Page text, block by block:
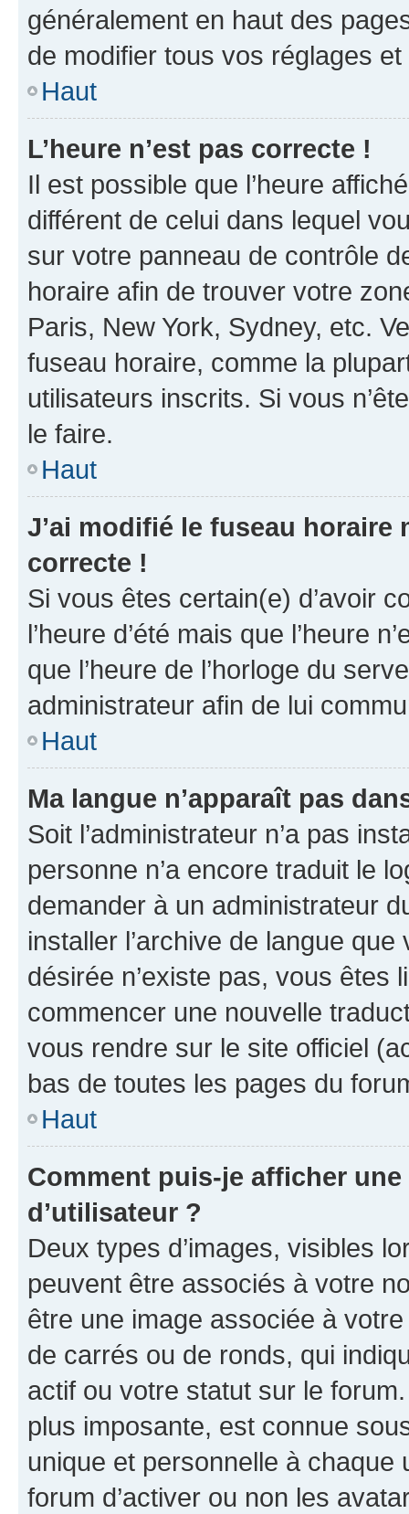
généralement en haut des
de modifier tous vos réglages
Haut
L’heure n’est pas correcte !
Il est possible que l’heure
différent de celui dans lequel
sur votre panneau de contrôle
horaire afin de trouver votre
Paris, New York, Sydney, etc.
fuseau horaire, comme la
utilisateurs inscrits. Si vous
le faire.
Haut
J’ai modifié le fuseau horaire
correcte !
Si vous êtes certain(e) d’avoir
l’heure d’été mais que l’heure
que l’heure de l’horloge du
administrateur afin de lui
Haut
Ma langue n’apparaît pas
Soit l’administrateur n’a pas
personne n’a encore traduit le
demander à un administrateur
installer l’archive de langue
désirée n’existe pas, vous êtes
commencer une nouvelle
vous rendre sur le site officiel
bas de toutes les pages du
Haut
Comment puis-je afficher
d’utilisateur ?
Deux types d’images, visibles
peuvent être associés à votre
être une image associée à
de carrés ou de ronds, qui
actif ou votre statut sur le
plus imposante, est connue
unique et personnelle à chaque
forum d’activer ou non les